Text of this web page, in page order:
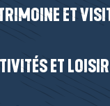
ET
ET